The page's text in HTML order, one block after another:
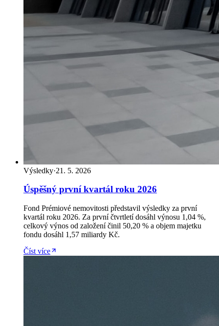
Výsledky·21. 5. 2026
Úspěšný první kvartál roku 2026
Fond Prémiové nemovitosti představil výsledky za první
kvartál roku 2026. Za první čtvrtletí dosáhl výnosu 1,04 %,
celkový výnos od založení činil 50,20 % a objem majetku
fondu dosáhl 1,57 miliardy Kč.
Číst více